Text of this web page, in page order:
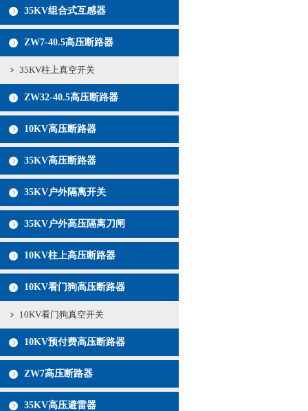
35KV组合式互感器
ZW7-40.5高压断路器
35KV柱上真空开关
ZW32-40.5高压断路器
10KV高压断路器
35KV高压断路器
35KV户外隔离开关
35KV户外高压隔离刀闸
10KV柱上高压断路器
10KV看门狗高压断路器
10KV看门狗真空开关
10KV预付费高压断路器
ZW7高压断路器
35KV高压避雷器